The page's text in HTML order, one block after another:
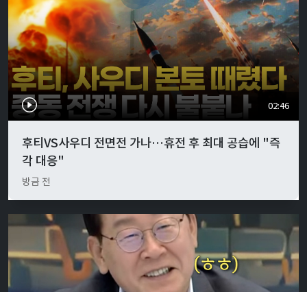
02:46
후티VS사우디 전면전 가나…휴전 후 최대 공습에 "즉
각 대응"
방금 전